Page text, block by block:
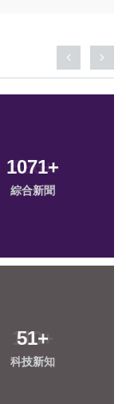
1071+
綜合新聞
51+
科技新知